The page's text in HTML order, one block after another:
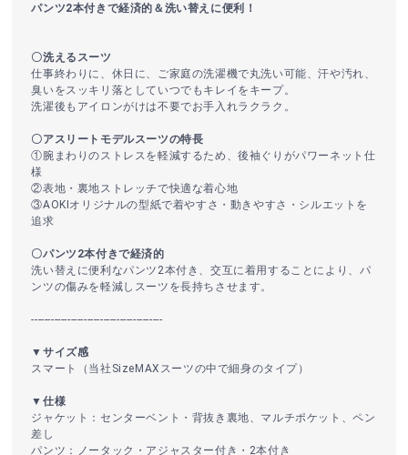
パンツ2本付きで経済的＆洗い替えに便利！
〇洗えるスーツ
仕事終わりに、休日に、ご家庭の洗濯機で丸洗い可能、汗や汚れ、
臭いをスッキリ落としていつでもキレイをキープ。
洗濯後もアイロンがけは不要でお手入れラクラク。
〇アスリートモデルスーツの特長
①腕まわりのストレスを軽減するため、後袖ぐりがパワーネット仕
様
②表地・裏地ストレッチで快適な着心地
③AOKIオリジナルの型紙で着やすさ・動きやすさ・シルエットを
追求
〇パンツ2本付きで経済的
洗い替えに便利なパンツ2本付き、交互に着用することにより、パ
ンツの傷みを軽減しスーツを長持ちさせます。
----------------------------------------
▼サイズ感
スマート（当社SizeMAXスーツの中で細身のタイプ）
▼仕様
ジャケット：センターベント・背抜き裏地、マルチポケット、ペン
差し
パンツ：ノータック・アジャスター付き・2本付き